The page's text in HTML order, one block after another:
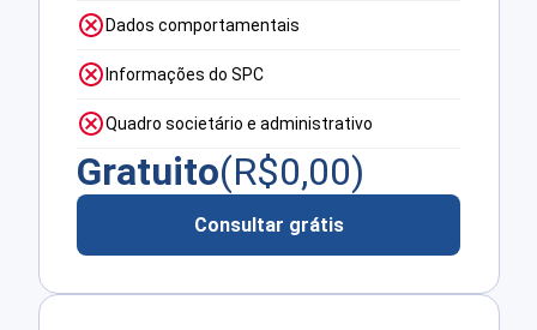
Dados comportamentais
Informações do SPC
Quadro societário e administrativo
Gratuito(R$0,00)
Consultar grátis